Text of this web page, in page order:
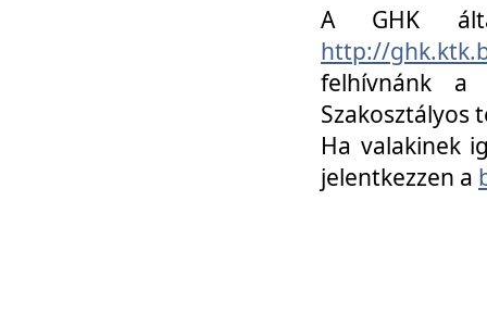
A GHK
http://
felhívnánk a
Szakosztályos
Ha valakinek
jelentkezzen a